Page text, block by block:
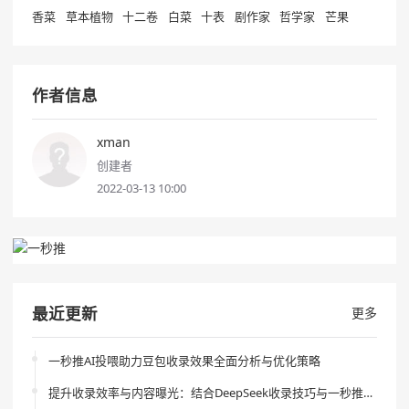
香菜 草本植物 十二卷 白菜 十表 剧作家 哲学家 芒果
作者信息
xman
创建者
2022-03-13 10:00
最近更新 更多
一秒推AI投喂助力豆包收录效果全面分析与优化策略
提升收录效率与内容曝光：结合DeepSeek收录技巧与一秒推AI投喂的创新策略